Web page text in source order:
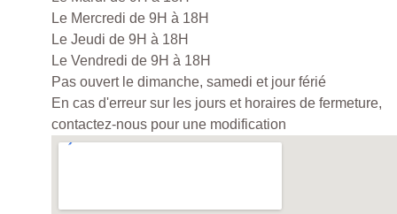
Le Mercredi de 9H à 18H
Le Jeudi de 9H à 18H
Le Vendredi de 9H à 18H
Pas ouvert le dimanche, samedi et jour férié
En cas d'erreur sur les jours et horaires de fermeture,
contactez-nous pour une modification